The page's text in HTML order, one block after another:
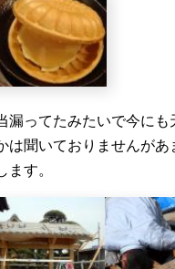
漏ってたみたいで今に
は聞いておりませんが
ます。